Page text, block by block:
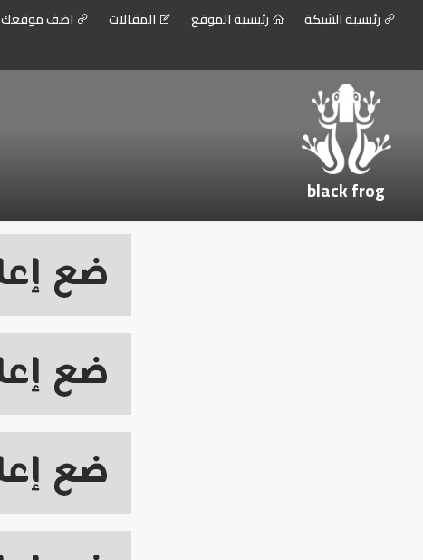
رئيسية الشبكة رئيسية الموقع المقالات اضف موقعك
black frog